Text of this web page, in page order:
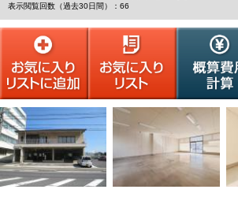
表示閲覧回数（過去30日間）：66